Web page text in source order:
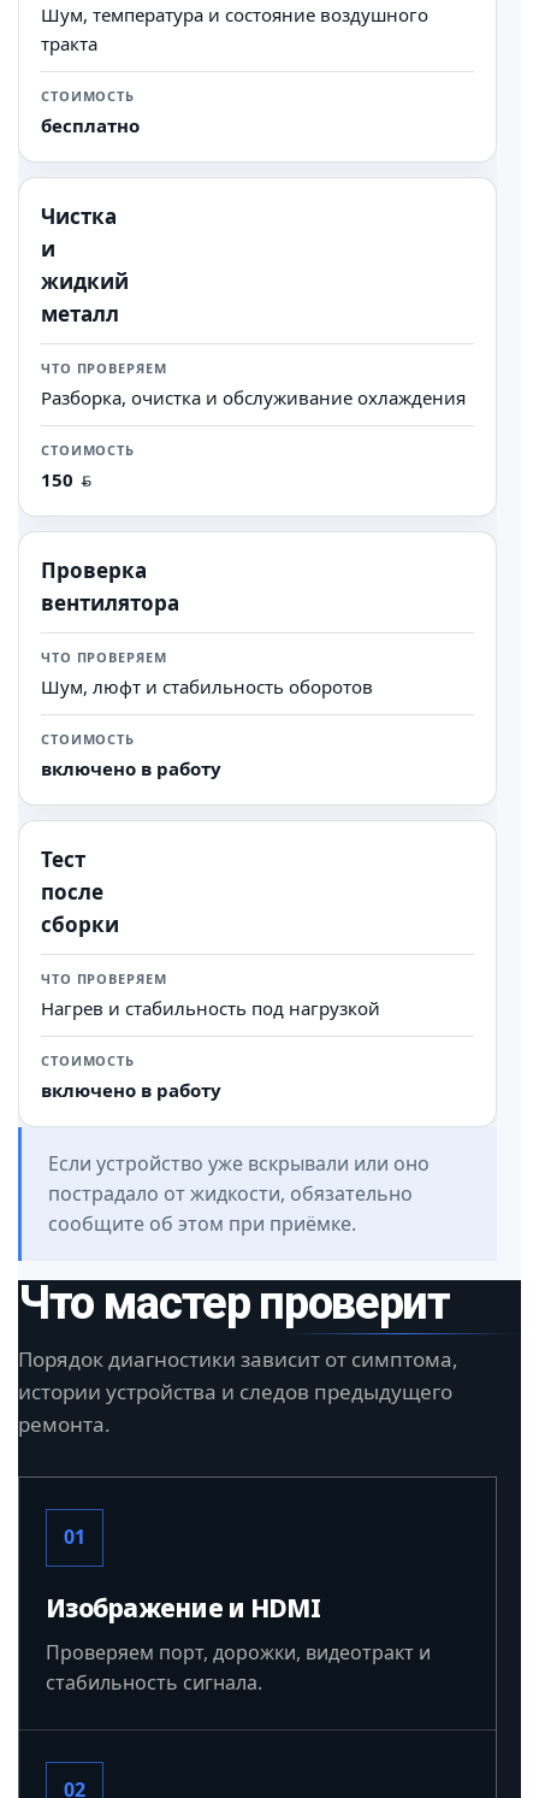
Шум, температура и состояние воздушного
тракта
бесплатно
Чистка
и
жидкий
металл
Разборка, очистка и обслуживание охлаждения
150
Проверка
вентилятора
Шум, люфт и стабильность оборотов
включено в работу
Тест
после
сборки
Нагрев и стабильность под нагрузкой
включено в работу
Если устройство уже вскрывали или оно
пострадало от жидкости, обязательно
сообщите об этом при приёмке.
Что мастер проверит
Порядок диагностики зависит от симптома,
истории устройства и следов предыдущего
ремонта.
01
Изображение и HDMI
Проверяем порт, дорожки, видеотракт и
стабильность сигнала.
02